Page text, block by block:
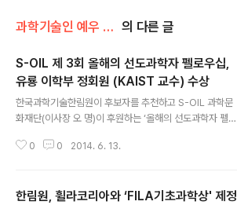
과학기술인 예우 및 시상/시상 의 다른 글
S-OIL 제 3회 올해의 선도과학자 펠로우십,
유룡 이학부 정회원 (KAIST 교수) 수상
한국과학기술한림원이 후보자를 추천하고 S-OIL 과학문
화재단(이사장 오 명)이 후원하는 ‘올해의 선도과학자 펠로
수상자로 선정된 유 교수는 새로운 나노 다공성 물질과 촉
과학자 펠로십’은 기초과학 분야에서 활발한 연구 활동과
0 0 2014. 6. 13.
한림원, 휠라코리아와 ‘FILA기초과학상' 제정